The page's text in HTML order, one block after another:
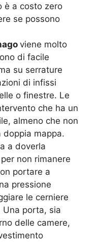
è a costo zero
se possono
viene molto
di facile
su serrature
di infissi
o finestre. Le
che ha un
almeno che non
mappa.
a doverla
non rimanere
portare a
pressione
le cerniere
Una porta, sia
delle camere,